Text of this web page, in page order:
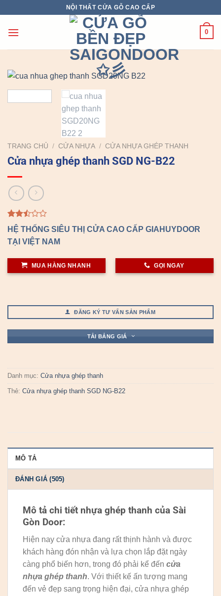
nội
NỘI THẤT CỬA GỖ CAO CẤP
0
TRANG CHỦ / CỬA NHỰA / CỬA NHỰA GHÉP THANH
Cửa nhựa ghép thanh SGD NG-B22
2.48
trên 5
dựa
505
đánh
HỆ THỐNG SIÊU THỊ CỬA CAO CẤP GIAHUYDOOR
TẠI VIỆT NAM
MUA HÀNG NHANH GỌI NGAY
ĐĂNG KÝ TƯ VẤN SẢN PHẨM
TẢI BẢNG GIÁ
Danh mục: Cửa nhựa ghép thanh
Thẻ: Cửa nhựa ghép thanh SGD NG-B22
MÔ TẢ
ĐÁNH GIÁ (505)
Mô tả chi tiết nhựa ghép thanh của Sài
Gòn Door:
Hiện nay cửa nhựa đang rất thịnh hành và được
khách hàng đón nhận và lựa chọn lắp đặt ngày
càng phổ biến hơn, trong đó phải kể đến cửa
nhựa ghép thanh. Với thiết kế ấn tượng mang
đến vẻ đẹp sang trọng hiện đại, cửa nhựa ghép